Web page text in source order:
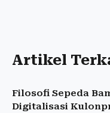
Artikel
Filosofi Sepeda
Digitalisasi